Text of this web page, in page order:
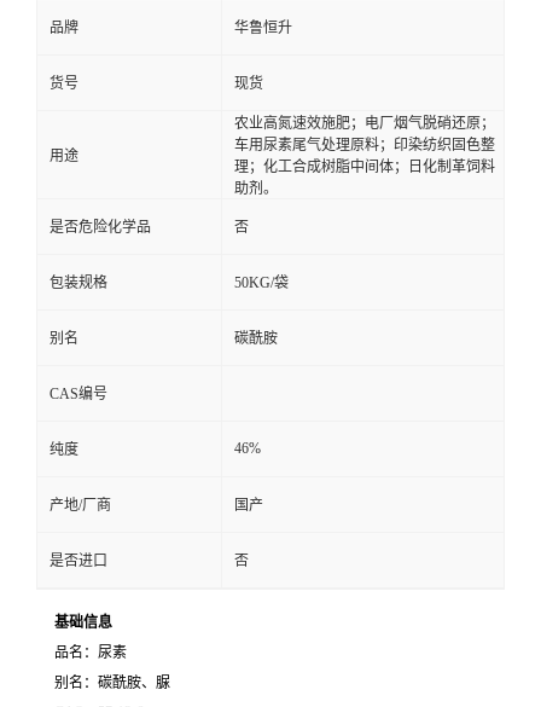
品牌 华鲁恒升
货号 现货
用途
农业高氮速效施肥；电厂烟气脱硝还原；
车用尿素尾气处理原料；印染纺织固色整
理；化工合成树脂中间体；日化制革饲料
助剂。
是否危险化学品 否
包装规格 50KG/袋
别名 碳酰胺
CAS编号
纯度 46%
产地/厂商 国产
是否进口 否
基础信息
品名：尿素
别名：碳酰胺、脲